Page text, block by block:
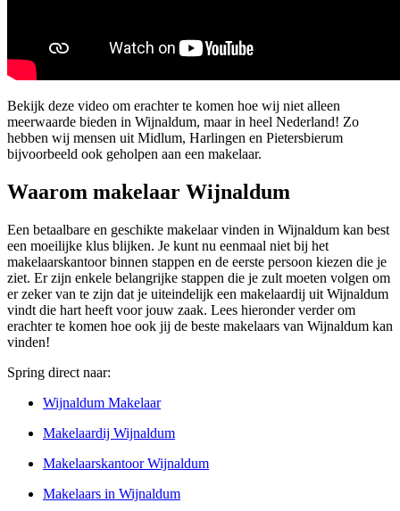
Bekijk deze video om erachter te komen hoe wij niet alleen
meerwaarde bieden in Wijnaldum, maar in heel Nederland! Zo
hebben wij mensen uit Midlum, Harlingen en Pietersbierum
bijvoorbeeld ook geholpen aan een makelaar.
Waarom makelaar Wijnaldum
Een betaalbare en geschikte makelaar vinden in Wijnaldum kan best
een moeilijke klus blijken. Je kunt nu eenmaal niet bij het
makelaarskantoor binnen stappen en de eerste persoon kiezen die je
ziet. Er zijn enkele belangrijke stappen die je zult moeten volgen om
er zeker van te zijn dat je uiteindelijk een makelaardij uit Wijnaldum
vindt die hart heeft voor jouw zaak. Lees hieronder verder om
erachter te komen hoe ook jij de beste makelaars van Wijnaldum kan
vinden!
Spring direct naar:
Wijnaldum Makelaar
Makelaardij Wijnaldum
Makelaarskantoor Wijnaldum
Makelaars in Wijnaldum